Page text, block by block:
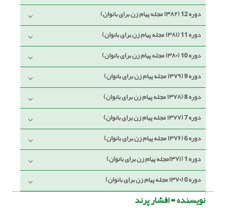
دوره 12 (۱۳۸۲ مجله پیام زن برای بانوان)
دوره 11 (۱۳۸۱ مجله پیام زن برای بانوان)
دوره 10 (۱۳۸۰ مجله پیام زن برای بانوان)
دوره 9 (۱۳۷۹ مجله پیام زن برای بانوان)
دوره 8 (۱۳۷۸ مجله پیام زن برای بانوان)
دوره 7 (۱۳۷۷ مجله پیام زن برای بانوان)
دوره 6 (۱۳۷۶ مجله پیام زن برای بانوان)
دوره 1 (۱۳۷۱مجله پیام زن برای بانوان)
دوره 0 (۱۳۷۰ مجله پیام زن برای بانوان)
نویسنده =افشار پرند